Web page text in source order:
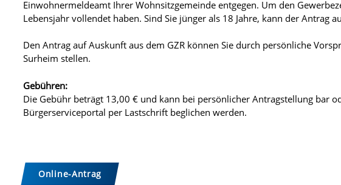
Einwohnermeldeamt Ihrer Wohnsitzgemeinde entgegen. Um den
Lebensjahr vollendet haben. Sind Sie jünger als 18 Jahre, kann der Antrag
Den Antrag auf Auskunft aus dem GZR können Sie durch persönliche
Surheim stellen.
Gebühren:
Die Gebühr beträgt 13,00 € und kann bei persönlicher Antragstellung bar
Bürgerserviceportal per Lastschrift beglichen werden.
Online-Antrag